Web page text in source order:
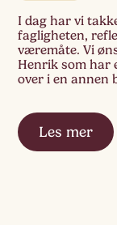
I dag har vi
fagligheten,
væremåte. Vi
Henrik som har
over i en annen
Les mer